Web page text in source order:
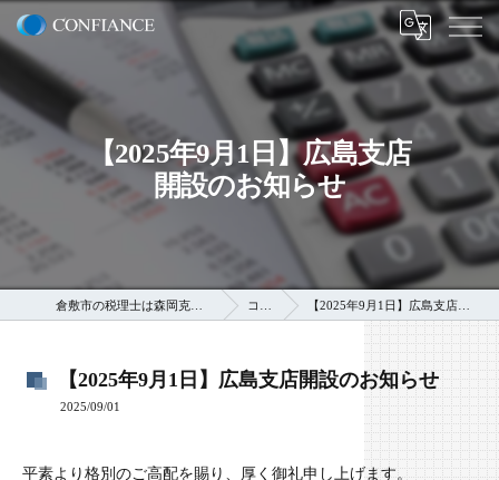
【2025年9月1日】広島支店
開設のお知らせ
コラム 【2025年9月1日】広島支店開設のお知らせ
【2025年9月1日】広島支店開設のお知らせ
2025/09/01
平素より格別のご高配を賜り、厚く御礼申し上げます。